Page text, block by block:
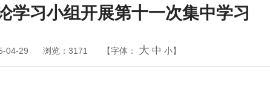
学习小组开展第十一次集中学习
04-29 浏览：3171 【字体： 大 中 小】